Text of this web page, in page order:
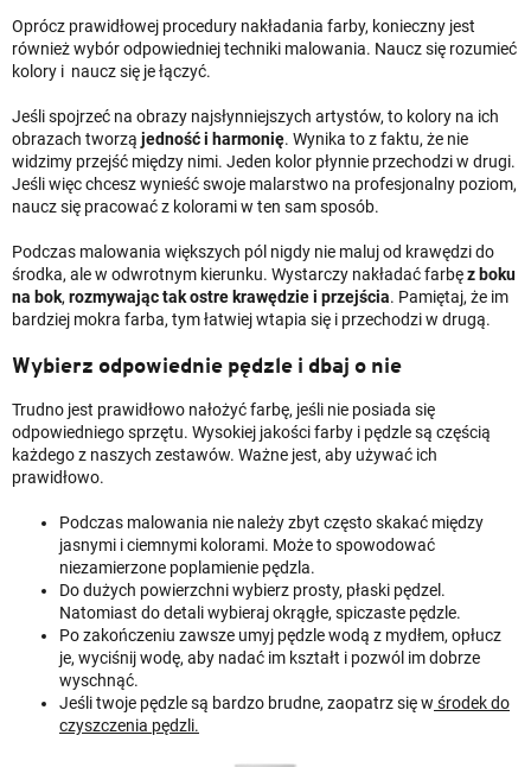
Oprócz prawidłowej procedury nakładania farby, konieczny jest
również wybór odpowiedniej techniki malowania. Naucz się rozumieć
kolory i naucz się je łączyć.
Jeśli spojrzeć na obrazy najsłynniejszych artystów, to kolory na ich
obrazach tworzą jedność i harmonię. Wynika to z faktu, że nie
widzimy przejść między nimi. Jeden kolor płynnie przechodzi w drugi.
Jeśli więc chcesz wynieść swoje malarstwo na profesjonalny poziom,
naucz się pracować z kolorami w ten sam sposób.
Podczas malowania większych pól nigdy nie maluj od krawędzi do
środka, ale w odwrotnym kierunku. Wystarczy nakładać farbęz boku
na bok, rozmywając tak ostre krawędzie i przejścia. Pamiętaj, że im
bardziej mokra farba, tym łatwiej wtapia się i przechodzi w drugą.
Wybierz odpowiednie pędzle i dbaj o nie
Trudno jest prawidłowo nałożyć farbę, jeśli nie posiada się
odpowiedniego sprzętu. Wysokiej jakości farby i pędzle są częścią
każdego z naszych zestawów. Ważne jest, aby używać ich
prawidłowo.
Podczas malowania nie należy zbyt często skakać między
jasnymi i ciemnymi kolorami. Może to spowodować
niezamierzone poplamienie pędzla.
Do dużych powierzchni wybierz prosty, płaski pędzel.
Natomiast do detali wybieraj okrągłe, spiczaste pędzle.
Po zakończeniu zawsze umyj pędzle wodą z mydłem, opłucz
je, wyciśnij wodę, aby nadać im kształt i pozwól im dobrze
wyschnąć.
Jeśli twoje pędzle są bardzo brudne, zaopatrz się w środek do
czyszczenia pędzli.